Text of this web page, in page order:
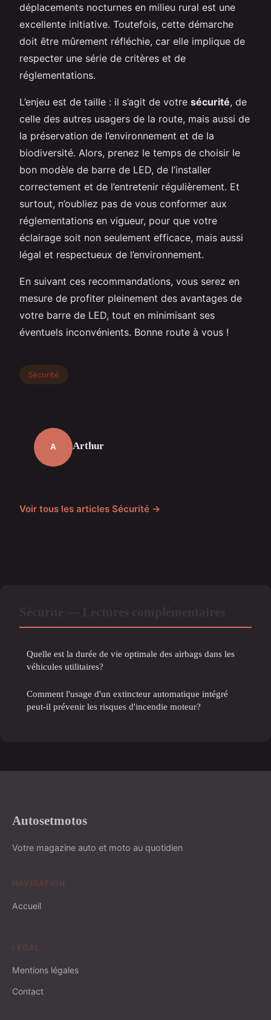
déplacements nocturnes en milieu rural est une
excellente initiative. Toutefois, cette démarche
doit être mûrement réfléchie, car elle implique de
respecter une série de critères et de
réglementations.
L’enjeu est de taille : il s’agit de votre sécurité, de
celle des autres usagers de la route, mais aussi de
la préservation de l’environnement et de la
biodiversité. Alors, prenez le temps de choisir le
bon modèle de barre de LED, de l’installer
correctement et de l’entretenir régulièrement. Et
surtout, n’oubliez pas de vous conformer aux
réglementations en vigueur, pour que votre
éclairage soit non seulement efficace, mais aussi
légal et respectueux de l’environnement.
En suivant ces recommandations, vous serez en
mesure de profiter pleinement des avantages de
votre barre de LED, tout en minimisant ses
éventuels inconvénients. Bonne route à vous !
Sécurité
A Arthur
Voir tous les articles Sécurité →
Quelle est la durée de vie optimale des airbags dans les
véhicules utilitaires?
Comment l'usage d'un extincteur automatique intégré
peut-il prévenir les risques d'incendie moteur?
Autosetmotos
Votre magazine auto et moto au quotidien
NAVIGATION
Accueil
LÉGAL
Mentions légales
Contact